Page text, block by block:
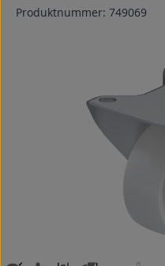
Produktnummer: 749069